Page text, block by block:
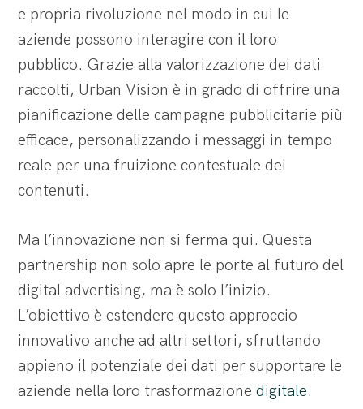
e propria rivoluzione nel modo in cui le
aziende possono interagire con il loro
pubblico. Grazie alla valorizzazione dei dati
raccolti, Urban Vision è in grado di offrire una
pianificazione delle campagne pubblicitarie più
efficace, personalizzando i messaggi in tempo
reale per una fruizione contestuale dei
contenuti.
Ma l’innovazione non si ferma qui. Questa
partnership non solo apre le porte al futuro del
digital advertising, ma è solo l’inizio.
L’obiettivo è estendere questo approccio
innovativo anche ad altri settori, sfruttando
appieno il potenziale dei dati per supportare le
aziende nella loro trasformazionedigitale.